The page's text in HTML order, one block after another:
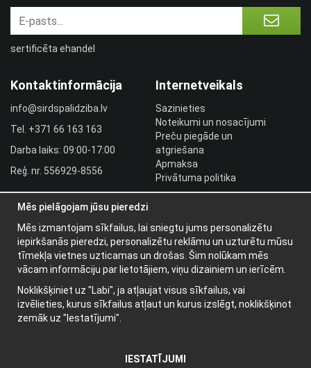
Kontaktinformācija
info@sirdspalidziba.lv
Tel. +371 66 163 163​
Darba laiks: 09:00-17:00
Reģ. nr. 556929-8556
Internetveikals
Sazinieties
Noteikumi un nosacījumi
Preču piegāde un
atgriešana
Apmaksa
Privātuma politika
Pieslēgties
Papildu informācija
Jaunumu vēstules
Par sīkdatnēm
sertificēta ehandel
Mēs pielāgojam jūsu pieredzi
Mēs izmantojam sīkfailus, lai sniegtu jums personalizētu
iepirkšanās pieredzi, personalizētu reklāmu un uzturētu mūsu
tīmekļa vietnes uzticamas un drošas. Šim nolūkam mēs
vācam informāciju par lietotājiem, viņu dizainiem un ierīcēm.
Noklikšķiniet uz "Labi", ja atļaujat visus sīkfailus, vai
izvēlieties, kurus sīkfailus atļaut un kurus izslēgt, noklikšķinot
zemāk uz "Iestatījumi".
IESTATĪJUMI